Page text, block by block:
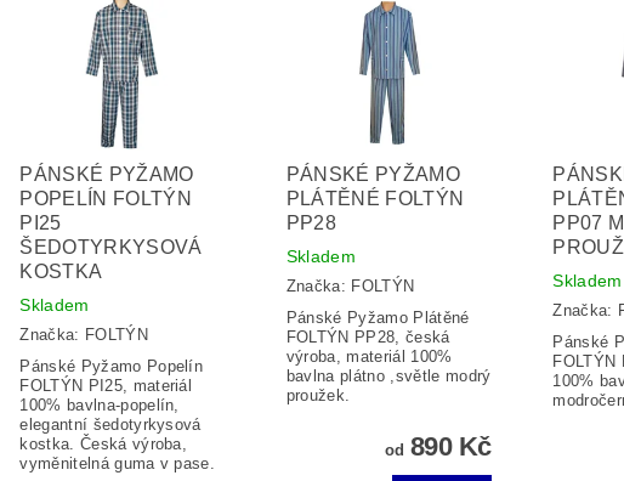
PÁNSKÉ PYŽAMO
POPELÍN FOLTÝN
PI25
ŠEDOTYRKYSOVÁ
KOSTKA
Skladem
Značka: FOLTÝN
Pánské Pyžamo Popelín
FOLTÝN PI25, materiál
100% bavlna-popelín,
elegantní šedotyrkysová
kostka. Česká výroba,
vyměnitelná guma v pase.
PÁNSKÉ PYŽAMO
PLÁTĚNÉ FOLTÝN
PP28
Skladem
Značka: FOLTÝN
Pánské Pyžamo Plátěné
FOLTÝN PP28, česká
výroba, materiál 100%
bavlna plátno ,světle modrý
proužek.
od 890 Kč
PP07
Skladem
Značka:
Pánské
FOLTÝN
100%